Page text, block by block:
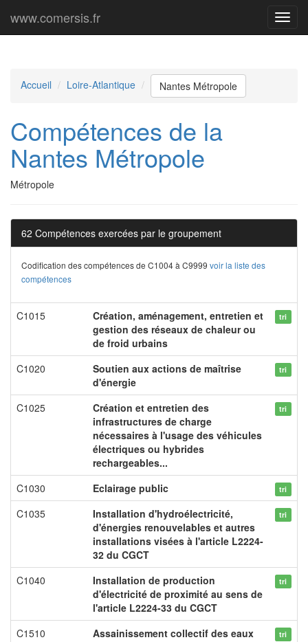
Menu
www.comersis.fr
Accueil Loire-Atlantique Nantes Métropole
Compétences de la
Nantes Métropole
Métropole
62 Compétences exercées par le groupement
Codification des compétences de C1004 à C9999 voir la liste des
compétences
C1015
Création, aménagement, entretien et
gestion des réseaux de chaleur ou
de froid urbains
tri
C1020
Soutien aux actions de maîtrise
d'énergie
tri
C1025
Création et entretien des
infrastructures de charge
nécessaires à l'usage des véhicules
électriques ou hybrides
rechargeables...
tri
C1030 Eclairage public tri
C1035
Installation d'hydroélectricité,
d'énergies renouvelables et autres
installations visées à l'article L2224-
32 du CGCT
tri
C1040
Installation de production
d'électricité de proximité au sens de
l'article L2224-33 du CGCT
tri
C1510
Assainissement collectif des eaux
tri